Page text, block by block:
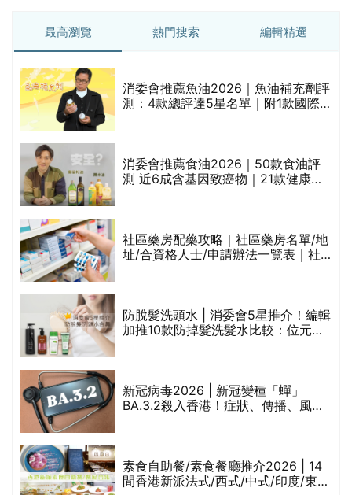
最高瀏覽 熱門搜索 編輯精選
消委會推薦魚油2026｜魚油補充劑評
測：4款總評達5星名單｜附1款國際
消委會推薦食油2026｜50款食油評
測 近6成含基因致癌物｜21款健康煮
社區藥房配藥攻略｜社區藥房名單/地
址/合資格人士/申請辦法一覽表｜社
防脫髮洗頭水 | 消委會5星推介！編輯
加推10款防掉髮洗髮水比較：位元
新冠病毒2026 | 新冠變種「蟬」
BA.3.2殺入香港！症狀、傳播、風險
素食自助餐/素食餐廳推介2026 | 14
間香港新派法式/西式/中式/印度/東南